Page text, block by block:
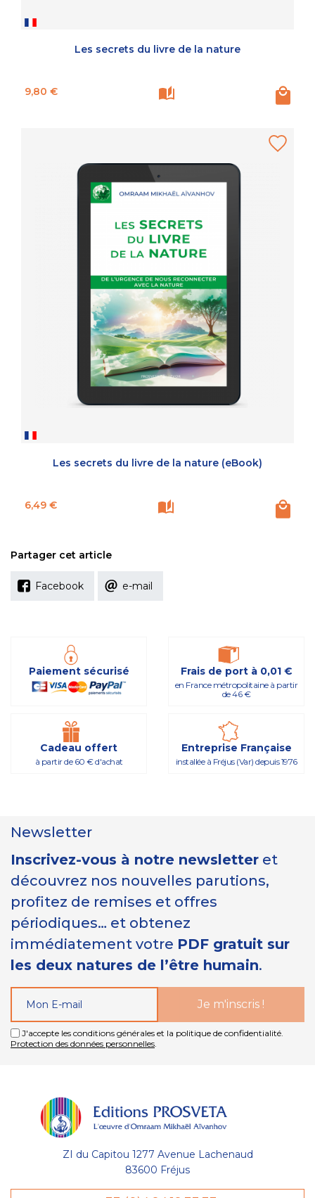
Les secrets du livre de la nature
Prix
9,80 €
Les secrets du livre de la nature (eBook)
Prix
6,49 €
Partager cet article
Facebook e-mail
Paiement sécurisé Frais de port à 0,01 €
en France métropolitaine à partir
de 46 €
Cadeau offert
à partir de 60 € d'achat
Entreprise Française
installée à Fréjus (Var) depuis 1976
Newsletter
Inscrivez-vous à notre newsletter et
découvrez nos nouvelles parutions,
profitez de remises et offres
périodiques… et obtenez
immédiatement votre PDF gratuit sur
les deux natures de l’être humain.
J'accepte les conditions générales et la politique de confidentialité.
Protection des données personnelles
ZI du Capitou 1277 Avenue Lachenaud
83600 Fréjus